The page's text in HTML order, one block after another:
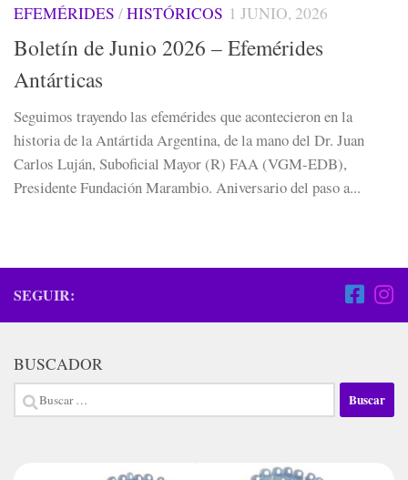
EFEMÉRIDES /HISTÓRICOS 1 JUNIO, 2026
Boletín de Junio 2026 – Efemérides
Antárticas
Seguimos trayendo las efemérides que acontecieron en la
historia de la Antártida Argentina, de la mano del Dr. Juan
Carlos Luján, Suboficial Mayor (R) FAA (VGM-EDB),
Presidente Fundación Marambio. Aniversario del paso a...
SEGUIR:
BUSCADOR
Buscar: